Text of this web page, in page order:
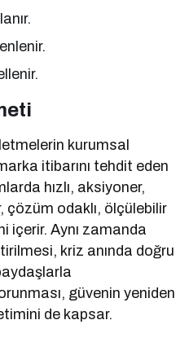
kurumsal
itibarını tehdit eden
hızlı, aksiyoner,
çözüm odaklı, ölçülebilir
içerir. Aynı zamanda
kriz anında doğru
güvenin yeniden
de kapsar.